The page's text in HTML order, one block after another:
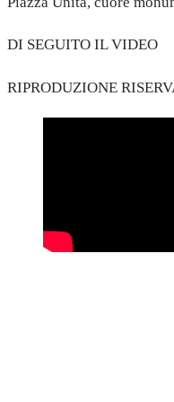
DI SEGUITO IL VIDEO
RIPRODUZIONE